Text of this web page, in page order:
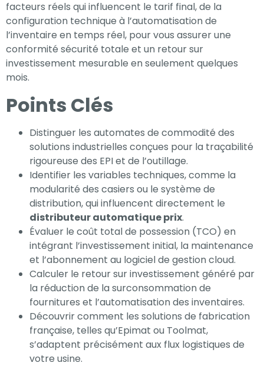
facteurs réels qui influencent le tarif final, de la
configuration technique à l’automatisation de
l’inventaire en temps réel, pour vous assurer une
conformité sécurité totale et un retour sur
investissement mesurable en seulement quelques
mois.
Points Clés
Distinguer les automates de commodité des
solutions industrielles conçues pour la traçabilité
rigoureuse des EPI et de l’outillage.
Identifier les variables techniques, comme la
modularité des casiers ou le système de
distribution, qui influencent directement le
distributeur automatique prix.
Évaluer le coût total de possession (TCO) en
intégrant l’investissement initial, la maintenance
et l’abonnement au logiciel de gestion cloud.
Calculer le retour sur investissement généré par
la réduction de la surconsommation de
fournitures et l’automatisation des inventaires.
Découvrir comment les solutions de fabrication
française, telles qu’Epimat ou Toolmat,
s’adaptent précisément aux flux logistiques de
votre usine.
Nécessaire
Ces cookies ne
sont pas
facultatifs. Ils
sont
nécessaires au
fonctionnement
du site Web.
Statistiques
Afin que nous
puissions
améliorer la